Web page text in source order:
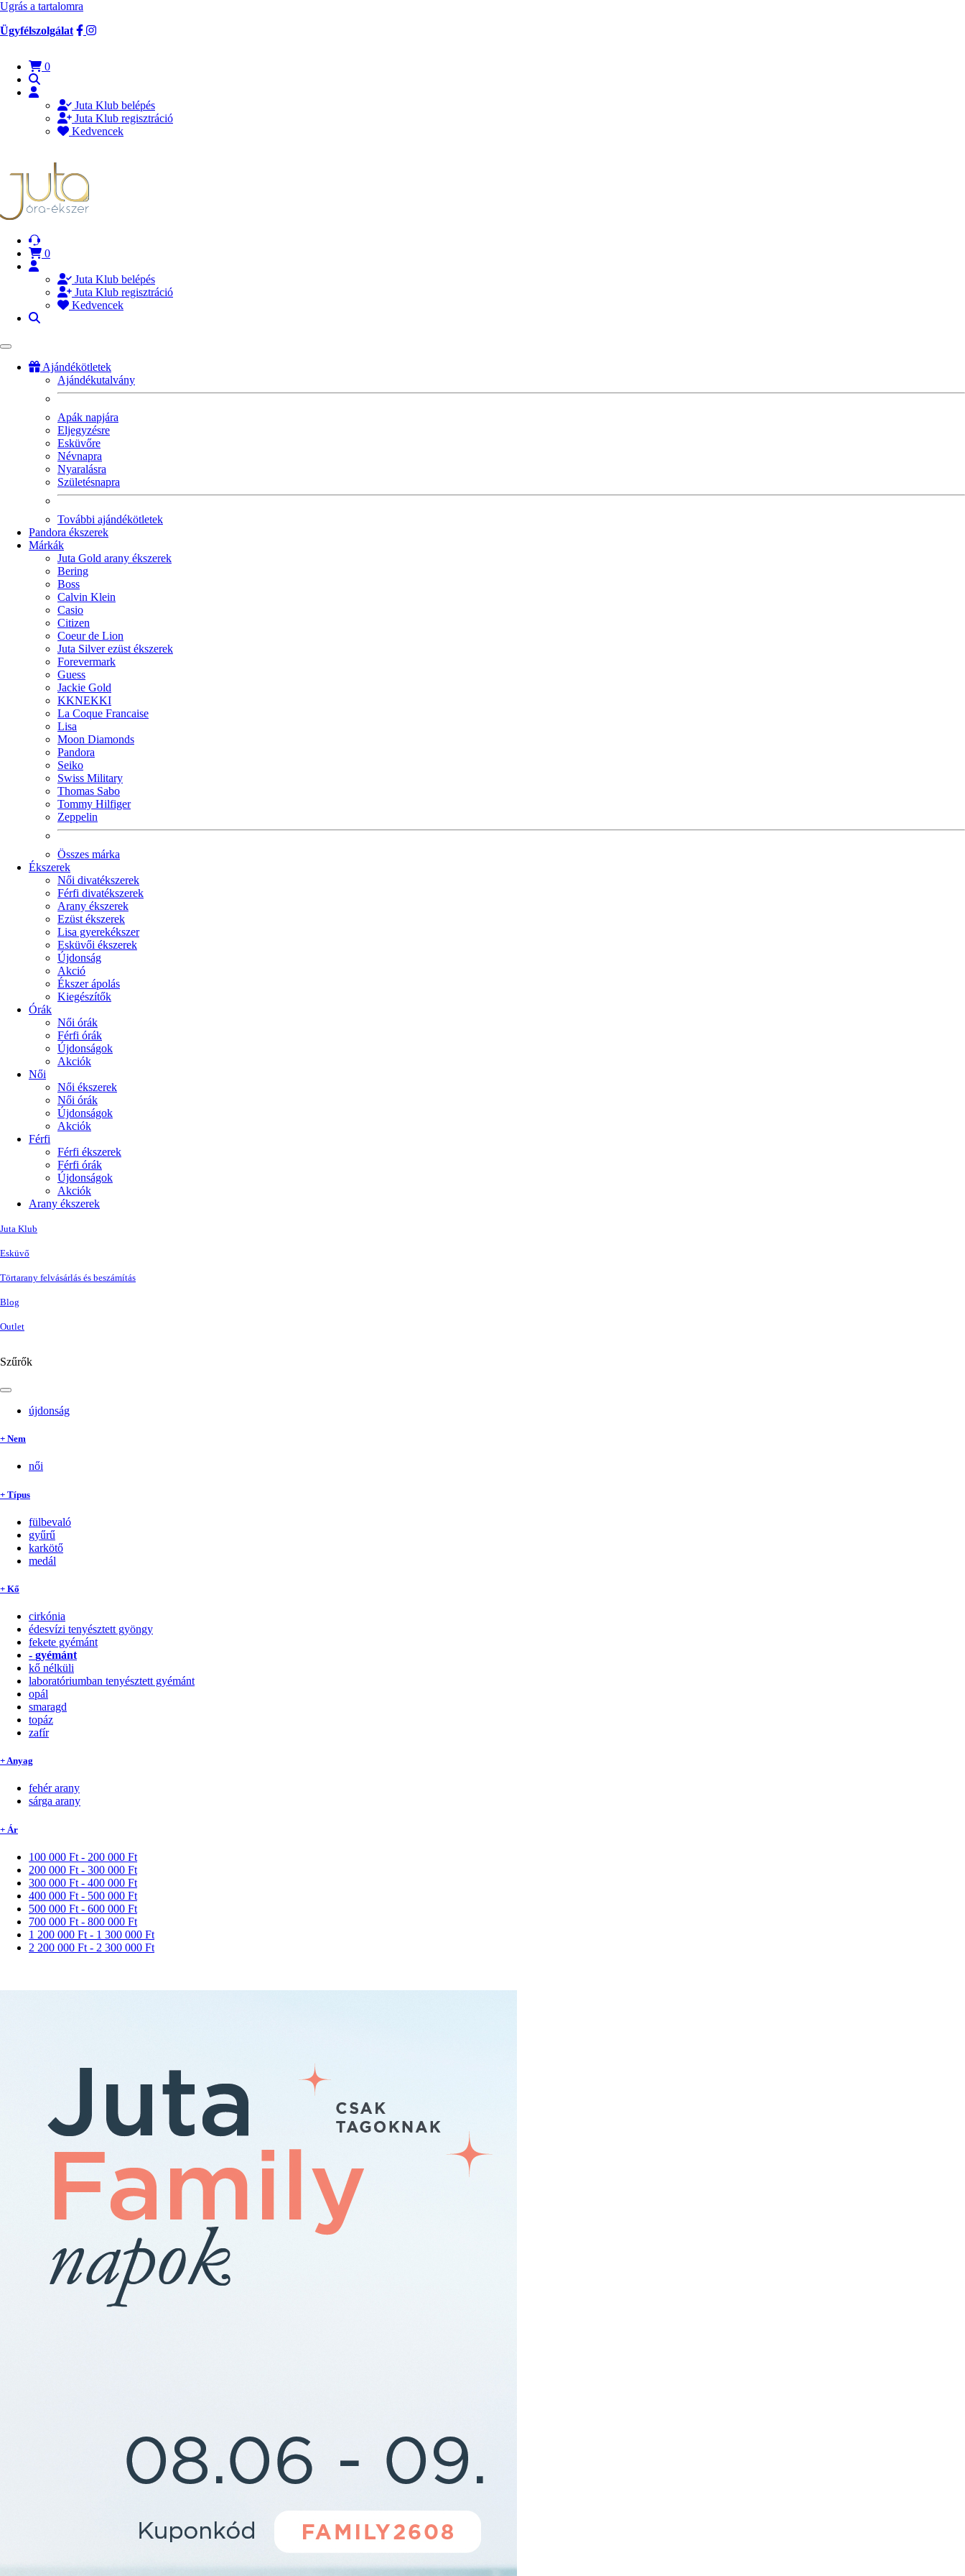
Ugrás a tartalomra
Ügyfélszolgálat
0
Juta Klub belépés
Juta Klub regisztráció
Kedvencek
0
Juta Klub belépés
Juta Klub regisztráció
Kedvencek
Ajándékötletek
Ajándékutalvány
Apák napjára
Eljegyzésre
Esküvőre
Névnapra
Nyaralásra
Születésnapra
További ajándékötletek
Pandora ékszerek
Márkák
Juta Gold arany ékszerek
Bering
Boss
Calvin Klein
Casio
Citizen
Coeur de Lion
Juta Silver ezüst ékszerek
Forevermark
Guess
Jackie Gold
KKNEKKI
La Coque Francaise
Lisa
Moon Diamonds
Pandora
Seiko
Swiss Military
Thomas Sabo
Tommy Hilfiger
Zeppelin
Összes márka
Ékszerek
Női divatékszerek
Férfi divatékszerek
Arany ékszerek
Ezüst ékszerek
Lisa gyerekékszer
Esküvői ékszerek
Újdonság
Akció
Ékszer ápolás
Kiegészítők
Órák
Női órák
Férfi órák
Újdonságok
Akciók
Női
Női ékszerek
Női órák
Újdonságok
Akciók
Férfi
Férfi ékszerek
Férfi órák
Újdonságok
Akciók
Arany ékszerek
Juta Klub
Esküvő
Törtarany felvásárlás és beszámítás
Blog
Outlet
Szűrők
újdonság
+ Nem
női
+ Típus
fülbevaló
gyűrű
karkötő
medál
+ Kő
cirkónia
édesvízi tenyésztett gyöngy
fekete gyémánt
- gyémánt
kő nélküli
laboratóriumban tenyésztett gyémánt
opál
smaragd
topáz
zafír
+ Anyag
fehér arany
sárga arany
+ Ár
100 000 Ft - 200 000 Ft
200 000 Ft - 300 000 Ft
300 000 Ft - 400 000 Ft
400 000 Ft - 500 000 Ft
500 000 Ft - 600 000 Ft
700 000 Ft - 800 000 Ft
1 200 000 Ft - 1 300 000 Ft
2 200 000 Ft - 2 300 000 Ft